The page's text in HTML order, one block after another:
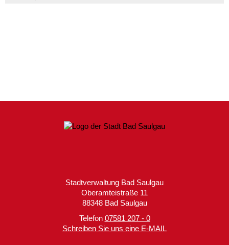
Stadtverwaltung Bad Saulgau
Oberamteistraße 11
88348 Bad Saulgau
Telefon 07581 207 - 0
Schreiben Sie uns eine E-MAIL